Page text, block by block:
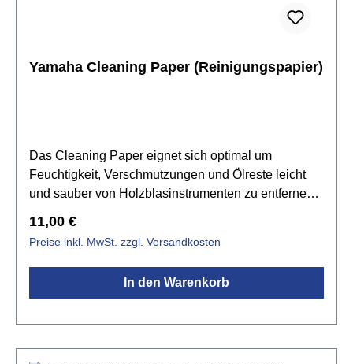
Yamaha Cleaning Paper (Reinigungspapier)
Das Cleaning Paper eignet sich optimal um
Feuchtigkeit, Verschmutzungen und Ölreste leicht
und sauber von Holzblasinstrumenten zu entfernen.
und Verschmutzungen von den Polstern und hilft so
deren Lebensdauer zu
verlängernSpezifikationen:Reinigungspapier für
Polsterentfernt Feuchtigkeit, Schmutz und Ölehilft
die Lebensdauer Ihrer Polsterfür Saxophone,
Regulärer Preis:
11,00 €
Preise inkl. MwSt. zzgl. Versandkosten
In den Warenkorb